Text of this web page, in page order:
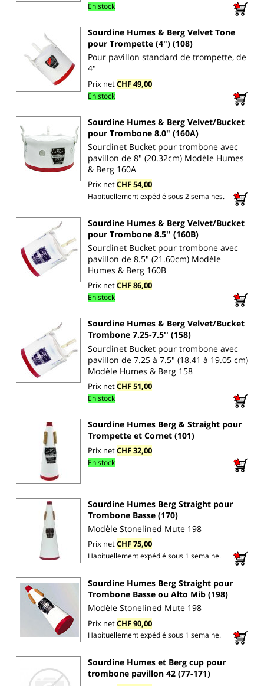
En stock
Sourdine Humes & Berg Velvet Tone
pour Trompette (4") (108)
Pour pavillon standard de trompette, de
4"
Prix netCHF 49,00
En stock
Sourdine Humes & Berg Velvet/Bucket
pour Trombone 8.0" (160A)
Sourdinet Bucket pour trombone avec
pavillon de 8" (20.32cm) Modèle Humes
& Berg 160A
Prix netCHF 54,00
Habituellement expédié sous 2 semaines.
Sourdine Humes & Berg Velvet/Bucket
pour Trombone 8.5'' (160B)
Sourdinet Bucket pour trombone avec
pavillon de 8.5" (21.60cm) Modèle
Humes & Berg 160B
Prix netCHF 86,00
En stock
Sourdine Humes & Berg Velvet/Bucket
Trombone 7.25-7.5'' (158)
Sourdinet Bucket pour trombone avec
pavillon de 7.25 à 7.5" (18.41 à 19.05 cm)
Modèle Humes & Berg 158
Prix netCHF 51,00
En stock
Sourdine Humes Berg & Straight pour
Trompette et Cornet (101)
Prix netCHF 32,00
En stock
Sourdine Humes Berg Straight pour
Trombone Basse (170)
Modèle Stonelined Mute 198
Prix netCHF 75,00
Habituellement expédié sous 1 semaine.
Sourdine Humes Berg Straight pour
Trombone Basse ou Alto Mib (198)
Modèle Stonelined Mute 198
Prix netCHF 90,00
Habituellement expédié sous 1 semaine.
Sourdine Humes et Berg cup pour
trombone pavillon 42 (77-171)